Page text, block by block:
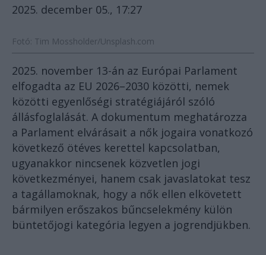
2025. december 05., 17:27
Fotó: Tim Mossholder/Unsplash.com
2025. november 13-án az Európai Parlament
elfogadta az EU 2026–2030 közötti, nemek
közötti egyenlőségi stratégiájáról szóló
állásfoglalását. A dokumentum meghatározza
a Parlament elvárásait a nők jogaira vonatkozó
következő ötéves kerettel kapcsolatban,
ugyanakkor nincsenek közvetlen jogi
következményei, hanem csak javaslatokat tesz
a tagállamoknak, hogy a nők ellen elkövetett
bármilyen erőszakos bűncselekmény külön
büntetőjogi kategória legyen a jogrendjükben.